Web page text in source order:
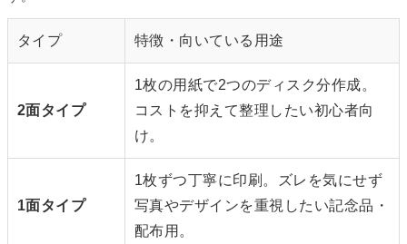
タイプ 特徴・向いている用途
2面タイプ
1枚の用紙で2つのディスク分作成。
コストを抑えて整理したい初心者向
け。
1面タイプ
1枚ずつ丁寧に印刷。ズレを気にせず
写真やデザインを重視したい記念品・
配布用。